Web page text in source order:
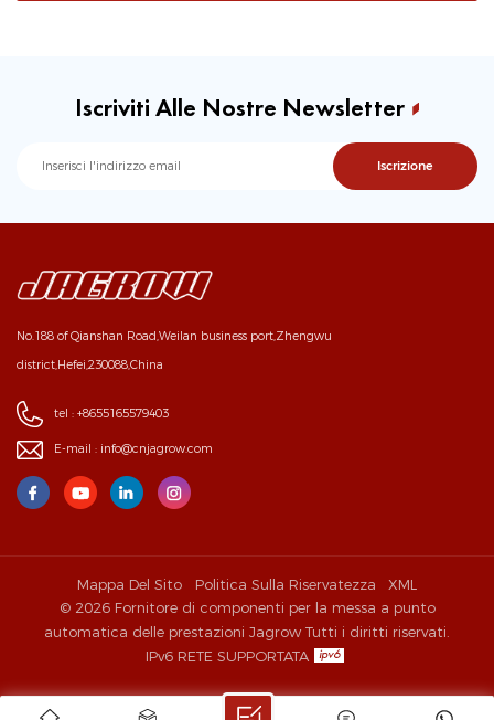
Iscriviti Alle Nostre Newsletter
No.188 of Qianshan Road,Weilan business port,Zhengwu
district,Hefei,230088,China
tel : +8655165579403
E-mail : info@cnjagrow.com
Mappa Del Sito Politica Sulla Riservatezza
XML
© 2026 Fornitore di componenti per la messa a punto
automatica delle prestazioni Jagrow Tutti i diritti riservati.
IPv6 RETE SUPPORTATA